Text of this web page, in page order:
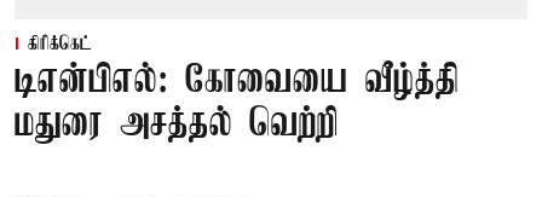
கிரிக்கெட்
டிஎன்பிஎல்: கோவையை வீழ்த்தி
மதுரை அசத்தல் வெற்றி